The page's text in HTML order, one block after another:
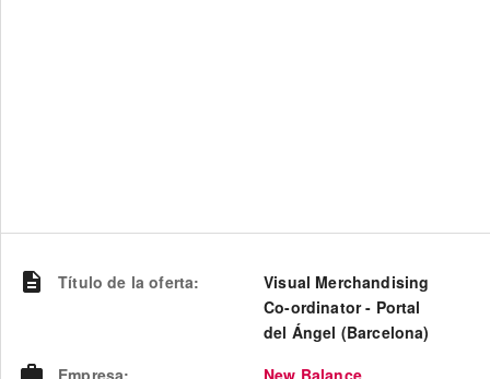
Título de la oferta:
Visual Merchandising
Co-ordinator - Portal
del Ángel (Barcelona)
Empresa:
New Balance